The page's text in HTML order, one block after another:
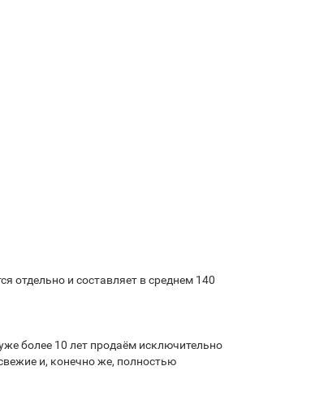
отдельно и составляет в среднем 140
более 10 лет продаём исключительно
и, конечно же, полностью